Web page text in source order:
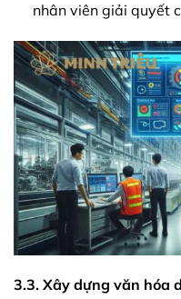
nhân viên giải quyết
3.3. Xây dựng văn hóa